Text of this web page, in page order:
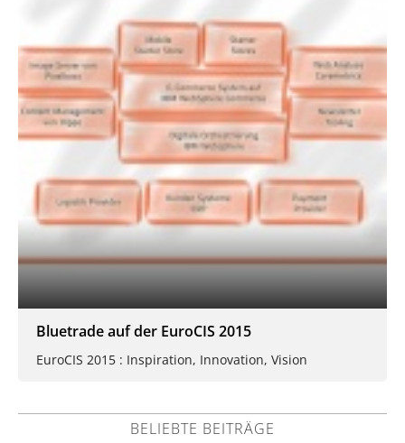
Bluetrade auf der EuroCIS 2015
EuroCIS 2015 : Inspiration, Innovation, Vision
BELIEBTE BEITRÄGE